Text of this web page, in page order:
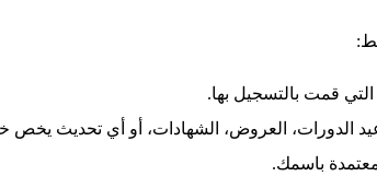
قمت بالتسجيل بها.
الدورات، العروض، الشهادات، أو أي تحديث يخص
باسمك.